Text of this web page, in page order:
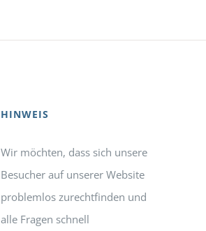
HINWEIS
Wir möchten, dass sich unsere
Besucher auf unserer Website
problemlos zurechtfinden und
alle Fragen schnell